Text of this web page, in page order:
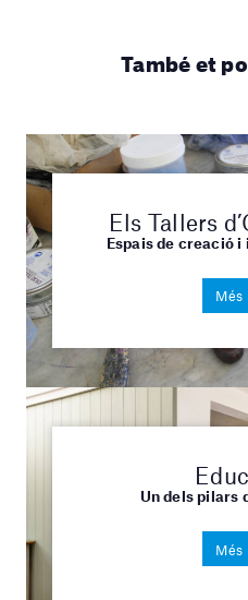
També et
Els Tallers
Espais de creació
Més
Un dels pilars
Més